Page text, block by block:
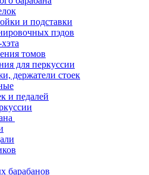
и подставки
пэдов
томов
для перкуссии
держатели стоек
и педалей
барабанов